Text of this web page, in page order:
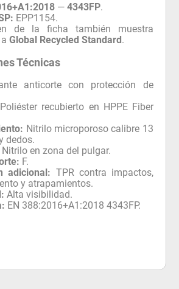
—4343FP.
EPP1154.
de la ficha también muestra
aGlobal Recycled Standard.
Técnicas
anticorte con protección de
Poliéster recubierto en HPPE Fiber
Nitrilo microporoso calibre 13
dedos.
Nitrilo en zona del pulgar.
F.
adicional: TPR contra impactos,
y atrapamientos.
Alta visibilidad.
EN 388:2016+A1:2018 4343FP.